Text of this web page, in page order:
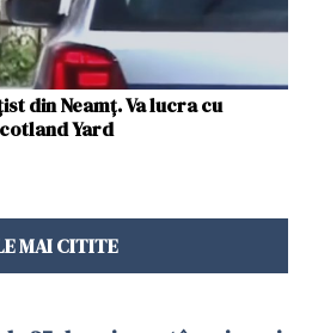
din Neamţ. Va lucra cu
Yard
MAI CITITE